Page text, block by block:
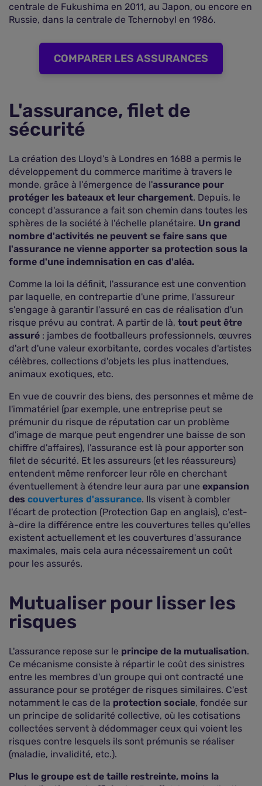
centrale de Fukushima en 2011, au Japon, ou encore en
Russie, dans la centrale de Tchernobyl en 1986.
COMPARER LES ASSURANCES
L'assurance, filet de
sécurité
La création des Lloyd's à Londres en 1688 a permis le
développement du commerce maritime à travers le
monde, grâce à l'émergence de l'assurance pour
protéger les bateaux et leur chargement. Depuis, le
concept d'assurance a fait son chemin dans toutes les
sphères de la société à l'échelle planétaire. Un grand
nombre d'activités ne peuvent se faire sans que
l'assurance ne vienne apporter sa protection sous la
forme d'une indemnisation en cas d'aléa.
Comme la loi la définit, l'assurance est une convention
par laquelle, en contrepartie d'une prime, l'assureur
s'engage à garantir l'assuré en cas de réalisation d'un
risque prévu au contrat. A partir de là, tout peut être
assuré : jambes de footballeurs professionnels, œuvres
d'art d'une valeur exorbitante, cordes vocales d'artistes
célèbres, collections d'objets les plus inattendues,
animaux exotiques, etc.
En vue de couvrir des biens, des personnes et même de
l'immatériel (par exemple, une entreprise peut se
prémunir du risque de réputation car un problème
d'image de marque peut engendrer une baisse de son
chiffre d'affaires), l'assurance est là pour apporter son
filet de sécurité. Et les assureurs (et les réassureurs)
entendent même renforcer leur rôle en cherchant
éventuellement à étendre leur aura par une expansion
des couvertures d'assurance. Ils visent à combler
l'écart de protection (Protection Gap en anglais), c'est-
à-dire la différence entre les couvertures telles qu'elles
existent actuellement et les couvertures d'assurance
maximales, mais cela aura nécessairement un coût
pour les assurés.
Mutualiser pour lisser les
risques
L'assurance repose sur le principe de la mutualisation.
Ce mécanisme consiste à répartir le coût des sinistres
entre les membres d'un groupe qui ont contracté une
assurance pour se protéger de risques similaires. C'est
notamment le cas de la protection sociale, fondée sur
un principe de solidarité collective, où les cotisations
collectées servent à dédommager ceux qui voient les
risques contre lesquels ils sont prémunis se réaliser
(maladie, invalidité, etc.).
Plus le groupe est de taille restreinte, moins la